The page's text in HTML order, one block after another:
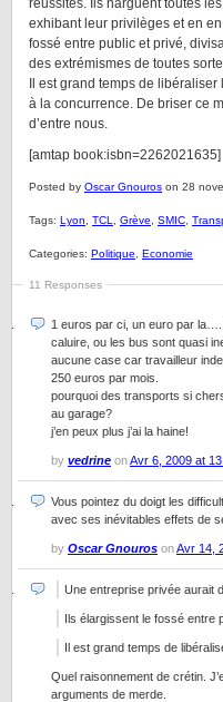
réussites. Ils narguent toutes
exhibant leur privilèges et en
fossé entre public et privé,
des extrémismes de toutes
Il est grand temps de
à la concurrence. De briser ce
d’entre nous.
[amtap book:isbn=2262021635]
Posted by Oscar Gnouros on 28
Tags: Lyon TCL Grève SMIC
Categories: Politique Economie
11 Responses
1 euros par ci, un euro par la….
caluire, ou les bus sont quasi
aucune case car travailleur
250 euros par mois.
pourquoi des transports si
au garage?
j’en peux plus j’ai la haine!
by vedrine onAvr 6, 2009 at
Vous pointez du doigt les
avec ses inévitables effets de
by Oscar Gnouros onAvr 14,
Une entreprise privée aurait
Ils élargissent le fossé entre
Il est grand temps de
Quel raisonnement de crétin.
arguments de merde.